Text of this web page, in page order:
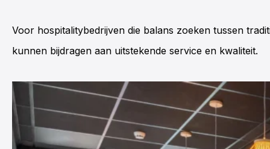
Voor hospitalitybedrijven die balans zoeken tussen
kunnen bijdragen aan uitstekende service en kwaliteit.